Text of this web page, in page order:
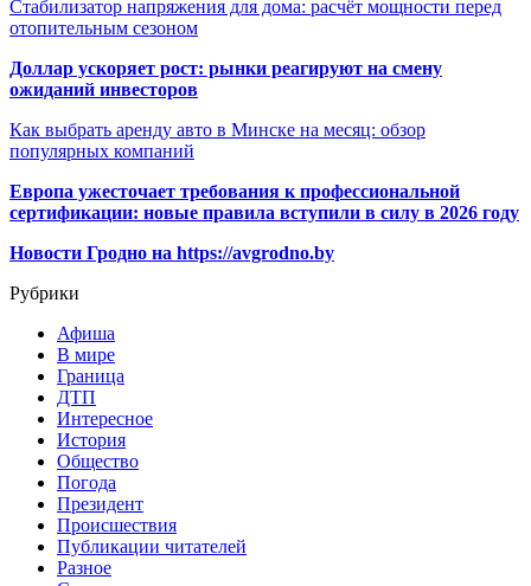
Стабилизатор напряжения для дома: расчёт мощности перед
отопительным сезоном
Доллар ускоряет рост: рынки реагируют на смену
ожиданий инвесторов
Как выбрать аренду авто в Минске на месяц: обзор
популярных компаний
Европа ужесточает требования к профессиональной
сертификации: новые правила вступили в силу в 2026 году
Новости Гродно на https://avgrodno.by
Рубрики
Афиша
В мире
Граница
ДТП
Интересное
История
Общество
Погода
Президент
Происшествия
Публикации читателей
Разное